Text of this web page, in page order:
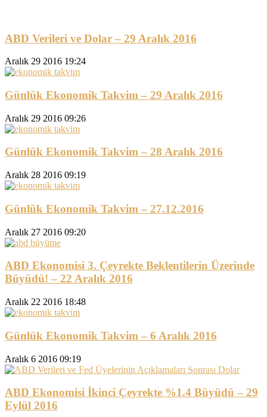
ABD Verileri ve Dolar – 29 Aralık 2016
Aralık 29 2016 19:24
Günlük Ekonomik Takvim – 29 Aralık 2016
Aralık 29 2016 09:26
Günlük Ekonomik Takvim – 28 Aralık 2016
Aralık 28 2016 09:19
Günlük Ekonomik Takvim – 27.12.2016
Aralık 27 2016 09:20
ABD Ekonomisi 3. Çeyrekte Beklentilerin Üzerinde
Büyüdü! – 22 Aralık 2016
Aralık 22 2016 18:48
Günlük Ekonomik Takvim – 6 Aralık 2016
Aralık 6 2016 09:19
ABD Ekonomisi İkinci Çeyrekte %1.4 Büyüdü – 29
Eylül 2016